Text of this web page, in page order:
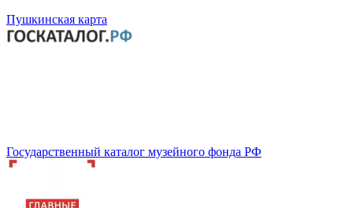
Пушкинская карта
Государственный каталог музейного фонда РФ